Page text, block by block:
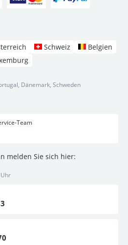
Schweiz
Belgien
Dänemark, Schweden
Team
melden Sie sich hier: